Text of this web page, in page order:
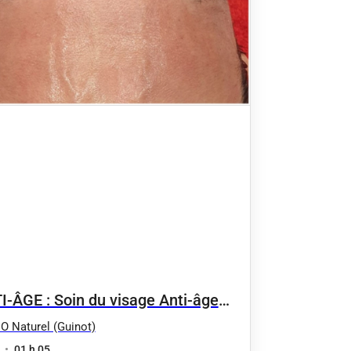
ÂGE : Soin du visage Anti-âge
Naturel (Guinot)